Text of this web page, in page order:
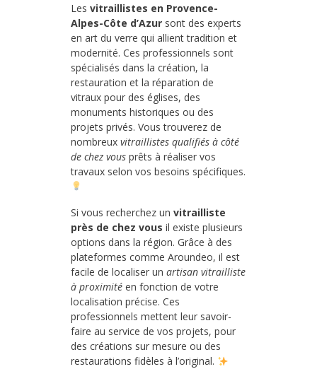
Les vitraillistes en Provence-
Alpes-Côte d’Azur sont des experts
en art du verre qui allient tradition et
modernité. Ces professionnels sont
spécialisés dans la création, la
restauration et la réparation de
vitraux pour des églises, des
monuments historiques ou des
projets privés. Vous trouverez de
nombreux vitraillistes qualifiés à côté
de chez vous prêts à réaliser vos
travaux selon vos besoins spécifiques.
Si vous recherchez un vitrailliste
près de chez vous il existe plusieurs
options dans la région. Grâce à des
plateformes comme Aroundeo, il est
facile de localiser un artisan vitrailliste
à proximité en fonction de votre
localisation précise. Ces
professionnels mettent leur savoir-
faire au service de vos projets, pour
des créations sur mesure ou des
restaurations fidèles à l’original.